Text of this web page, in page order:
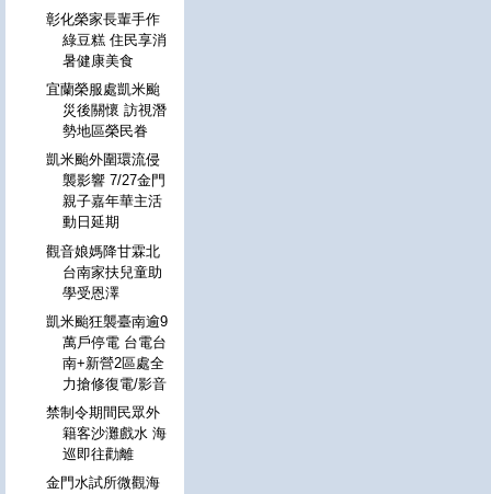
彰化榮家長輩手作
綠豆糕 住民享消
暑健康美食
宜蘭榮服處凱米颱
災後關懷 訪視潛
勢地區榮民眷
凱米颱外圍環流侵
襲影響 7/27金門
親子嘉年華主活
動日延期
觀音娘媽降甘霖北
台南家扶兒童助
學受恩澤
凱米颱狂襲臺南逾9
萬戶停電 台電台
南+新營2區處全
力搶修復電/影音
禁制令期間民眾外
籍客沙灘戲水 海
巡即往勸離
金門水試所微觀海